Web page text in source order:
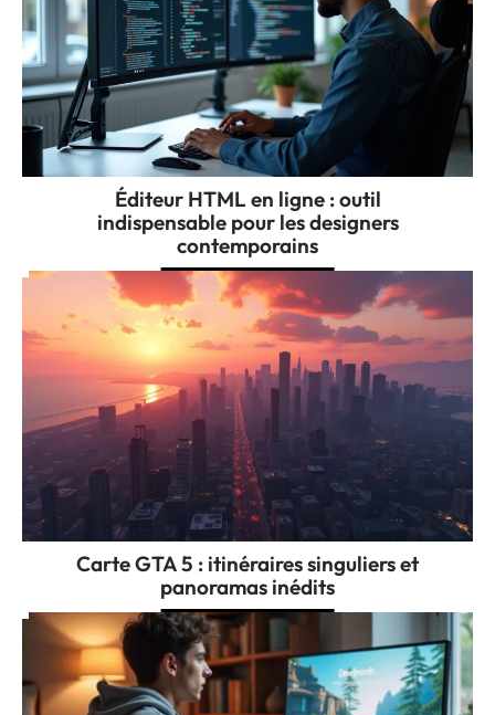
Éditeur HTML en ligne : outil
indispensable pour les designers
contemporains
Carte GTA 5 : itinéraires singuliers et
panoramas inédits